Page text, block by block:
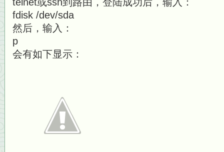
fdisk /dev/sda
然后，输入：
p
会有如下显示：